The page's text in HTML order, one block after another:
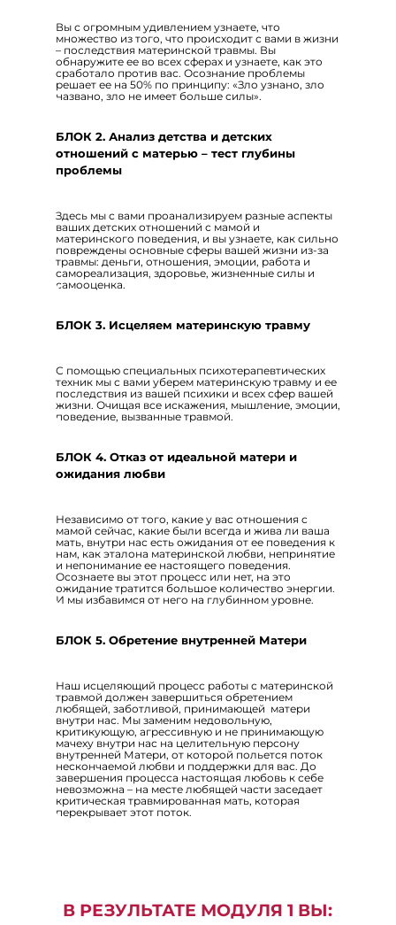
Вы с огромным удивлением узнаете, что
множество из того, что происходит с вами в жизни
– последствия материнской травмы. Вы
обнаружите ее во всех сферах и узнаете, как это
сработало против вас. Осознание проблемы
решает ее на 50% по принципу: «Зло узнано, зло
названо, зло не имеет больше силы».
БЛОК 2. Анализ детства и детских
отношений с матерью – тест глубины
проблемы
Здесь мы с вами проанализируем разные аспекты
ваших детских отношений с мамой и
материнского поведения, и вы узнаете, как сильно
повреждены основные сферы вашей жизни из-за
травмы: деньги, отношения, эмоции, работа и
самореализация, здоровье, жизненные силы и
самооценка.
БЛОК 3. Исцеляем материнскую травму
С помощью специальных психотерапевтических
техник мы с вами уберем материнскую травму и ее
последствия из вашей психики и всех сфер вашей
жизни. Очищая все искажения, мышление, эмоции,
поведение, вызванные травмой.
БЛОК 4. Отказ от идеальной матери и
ожидания любви
Независимо от того, какие у вас отношения с
мамой сейчас, какие были всегда и жива ли ваша
мать, внутри нас есть ожидания от ее поведения к
нам, как эталона материнской любви, непринятие
и непонимание ее настоящего поведения.
Осознаете вы этот процесс или нет, на это
ожидание тратится большое количество энергии.
И мы избавимся от него на глубинном уровне.
БЛОК 5. Обретение внутренней Матери
Наш исцеляющий процесс работы с материнской
травмой должен завершиться обретением
любящей, заботливой, принимающей матери
внутри нас. Мы заменим недовольную,
критикующую, агрессивную и не принимающую
мачеху внутри нас на целительную персону
внутренней Матери, от которой польется поток
нескончаемой любви и поддержки для вас. До
завершения процесса настоящая любовь к себе
невозможна – на месте любящей части заседает
критическая травмированная мать, которая
перекрывает этот поток.
В РЕЗУЛЬТАТЕ МОДУЛЯ 1 ВЫ: